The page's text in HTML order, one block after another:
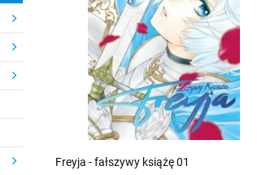
Freyja - fałszywy książę 01